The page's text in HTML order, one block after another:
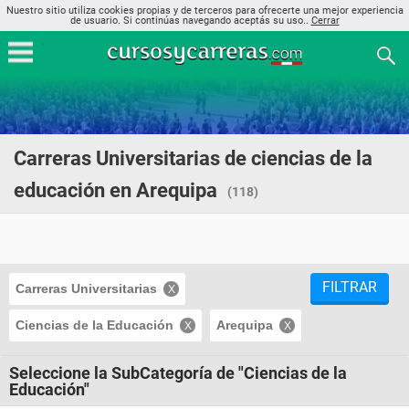
Nuestro sitio utiliza cookies propias y de terceros para ofrecerte una mejor experiencia
de usuario. Si continúas navegando aceptás su uso.. Cerrar
Carreras Universitarias de ciencias de la
educación en Arequipa
(118)
Carreras Universitarias
Ciencias de la Educación Arequipa
FILTRAR
Seleccione la SubCategoría de "Ciencias de la
Educación"